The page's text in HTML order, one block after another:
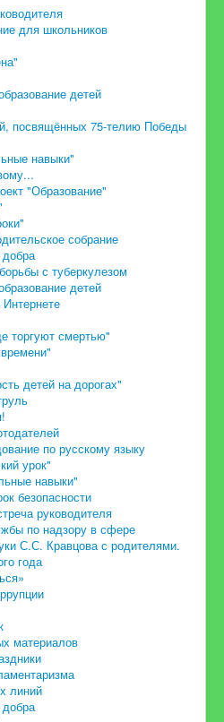
для школьников
детей
посвящённых 75-телию Победы
навыки"
"Образование"
собрание
с туберкулезом
детей
торгуют смертью"
детей на дорогах"
по русскому языку
урок"
навыки"
безопасности
руководителя
по надзору в сфере
С.С. Кравцова с родителями.
года
материалов
линий